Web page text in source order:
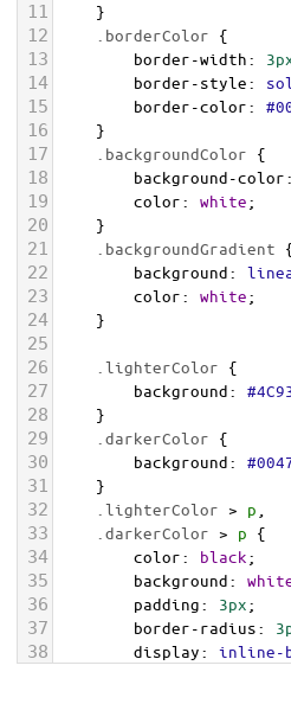
11 }
12 .borderColor {
13 border-width:
14 border-style:
15 border-color:
16 }
17 .backgroundColor {
18 background-color
19 color: white;
20 }
21 .backgroundGradient
22 background:
23 color: white;
24 }
25
26
.lighterColor {
27 background:
28 }
29 .darkerColor {
30 background:
31 }
32 .lighterColor > p
33 .darkerColor > p {
34 color: black;
35 background:
36 padding: 3px;
37 border-radius:
38 display: inline-